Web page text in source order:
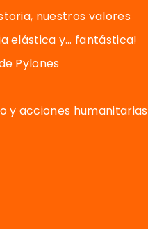
nuestros valores
elástica y… fantástica!
Pylones
y acciones humanitarias